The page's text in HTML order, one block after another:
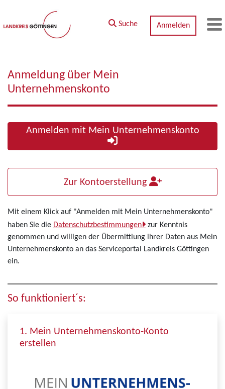
Zum Hauptinhalt springen
Suche Anmelden
Anmeldung über Mein
Unternehmenskonto
Anmelden mit Mein Unternehmenskonto
Zur Kontoerstellung
Mit einem Klick auf "Anmelden mit Mein Unternehmenskonto"
haben Sie die Datenschutzbestimmungen
zur Kenntnis
genommen und willigen der Übermittlung ihrer Daten aus Mein
Unternehmenskonto an das Serviceportal Landkreis Göttingen
ein.
So funktioniert´s:
1. Mein Unternehmenskonto-Konto
erstellen